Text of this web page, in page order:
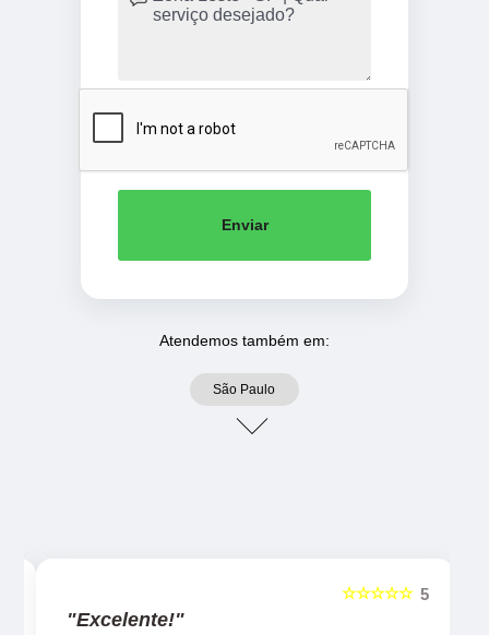
Enviar
Atendemos também em:
São Paulo
5
☆☆☆☆☆
"Excelente!"